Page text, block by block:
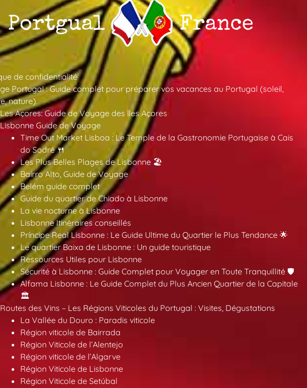
de confidentialité
Portugal : Guide complet pour préparer vos vacances au Portugal (soleil,
nature)
Les Açores: Guide de Voyage des îles Açores
Lisbonne Guide de Voyage
Time Out Market Lisboa : Le Temple de la Gastronomie Portugaise à Cais
do Sodré 🍴
Les Plus Belles Plages de Lisbonne 🏖️
Bairro Alto, Guide de Voyage
Belém guide complet
Guide du quartier de Chiado à Lisbonne
La vie nocturne à Lisbonne
Lisbonne Itinéraires conseillés
Príncipe Real Lisbonne : Le Guide Ultime du Quartier le Plus Tendance 🌟
Le quartier Baixa de Lisbonne : Un guide touristique
Ressources Utiles pour Lisbonne
Sécurité à Lisbonne : Guide Complet pour Voyager en Toute Tranquillité 🛡️
Alfama Lisbonne : Le Guide Complet du Plus Ancien Quartier de la Capitale
🏛️
Routes des Vins – Les Régions Viticoles du Portugal : Visites, Dégustations
La Vallée du Douro : Paradis viticole
Région viticole de Bairrada
Région Viticole de l’Alentejo
Région viticole de l’Algarve
Région Viticole de Lisbonne
Région Viticole de Setúbal